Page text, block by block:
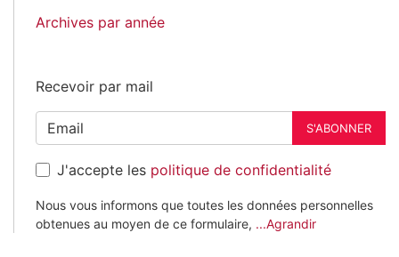
Archives par année
Recevoir par mail
S'ABONNER
J'accepte les politique de confidentialité
Nous vous informons que toutes les données personnelles
obtenues au moyen de ce formulaire, ...Agrandir